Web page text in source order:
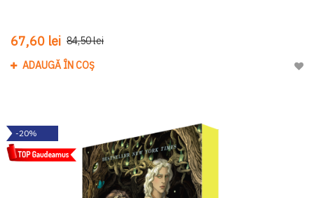
67,60 lei 84,50 lei
ADAUGĂ ÎN COȘ
-20%